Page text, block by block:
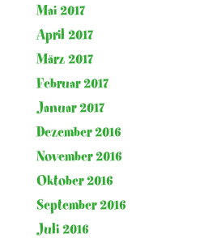
Mai 2017
April 2017
März 2017
Februar 2017
Januar 2017
Dezember 2016
November 2016
Oktober 2016
September 2016
Juli 2016